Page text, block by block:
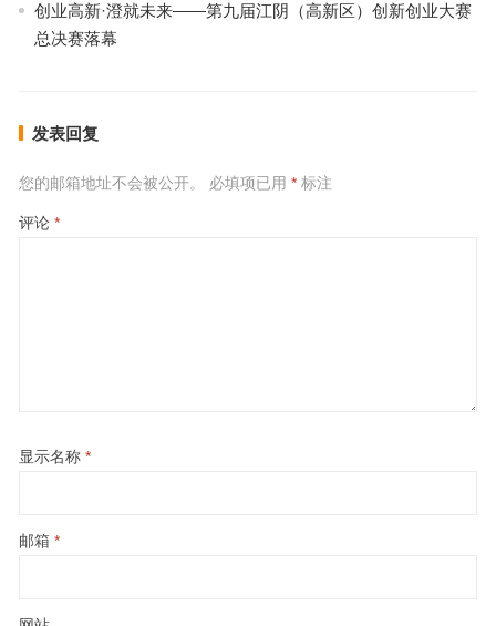
创业高新·澄就未来——第九届江阴（高新区）创新创业大赛
总决赛落幕
发表回复
您的邮箱地址不会被公开。 必填项已用 *标注
评论 *
显示名称 *
邮箱 *